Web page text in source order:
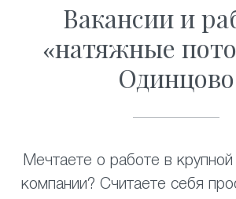
Вакансии и
«натяжные
Одинцово
Мечтаете о работе в крупной
компании? Считаете себя